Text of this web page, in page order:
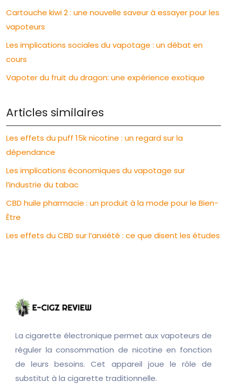
Cartouche kiwi 2 : une nouvelle saveur à essayer pour les
vapoteurs
Les implications sociales du vapotage : un débat en
cours
Vapoter du fruit du dragon: une expérience exotique
Articles similaires
Les effets du puff 15k nicotine : un regard sur la
dépendance
Les implications économiques du vapotage sur
l’industrie du tabac
CBD huile pharmacie : un produit à la mode pour le Bien-
Être
Les effets du CBD sur l’anxiété : ce que disent les études
La cigarette électronique permet aux vapoteurs de
réguler la consommation de nicotine en fonction
de leurs besoins. Cet appareil joue le rôle de
substitut à la cigarette traditionnelle.